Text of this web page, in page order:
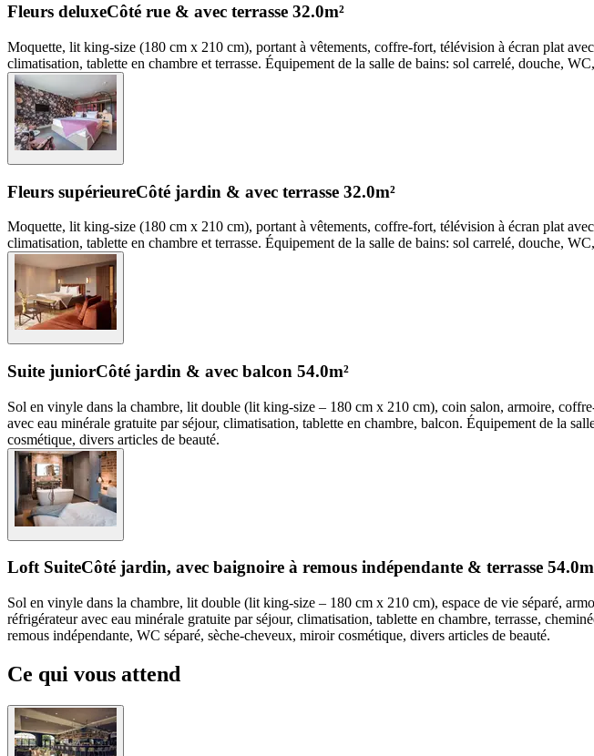
Fleurs deluxeCôté rue & avec terrasse 32.0m²
Moquette, lit king-size (180 cm x 210 cm), portant à vêtements, coffre-fort, télévision à écran plat
climatisation, tablette en chambre et terrasse. Équipement de la salle de bains: sol carrelé, douche,
Fleurs supérieureCôté jardin & avec terrasse 32.0m²
Moquette, lit king-size (180 cm x 210 cm), portant à vêtements, coffre-fort, télévision à écran plat
climatisation, tablette en chambre et terrasse. Équipement de la salle de bains: sol carrelé, douche,
Suite juniorCôté jardin & avec balcon 54.0m²
Sol en vinyle dans la chambre, lit double (lit king-size – 180 cm x 210 cm), coin salon, armoire,
avec eau minérale gratuite par séjour, climatisation, tablette en chambre, balcon. Équipement de la
cosmétique, divers articles de beauté.
Loft SuiteCôté jardin, avec baignoire à remous indépendante & terrasse
Sol en vinyle dans la chambre, lit double (lit king-size – 180 cm x 210 cm), espace de vie séparé,
réfrigérateur avec eau minérale gratuite par séjour, climatisation, tablette en chambre, terrasse,
remous indépendante, WC séparé, sèche-cheveux, miroir cosmétique, divers articles de beauté.
Ce qui vous attend